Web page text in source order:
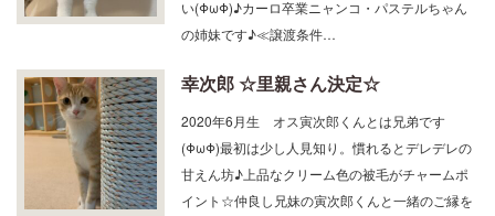
い(ΦωΦ)♪カーロ卒業ニャンコ・パステルちゃん
の姉妹です♪≪譲渡条件…
幸次郎 ☆里親さん決定☆
2020年6月生 オス寅次郎くんとは兄弟です
(ΦωΦ)最初は少し人見知り。慣れるとデレデレの
甘えん坊♪上品なクリーム色の被毛がチャームポ
イント☆仲良し兄妹の寅次郎くんと一緒のご縁を